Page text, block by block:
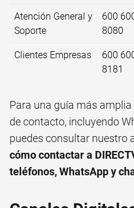
Atención General y
Soporte
600
8080
Clientes Empresas
600
8181
Para una guía más
de contacto, incluyendo
puedes consultar nuestro
cómo contactar a
teléfonos, WhatsApp y